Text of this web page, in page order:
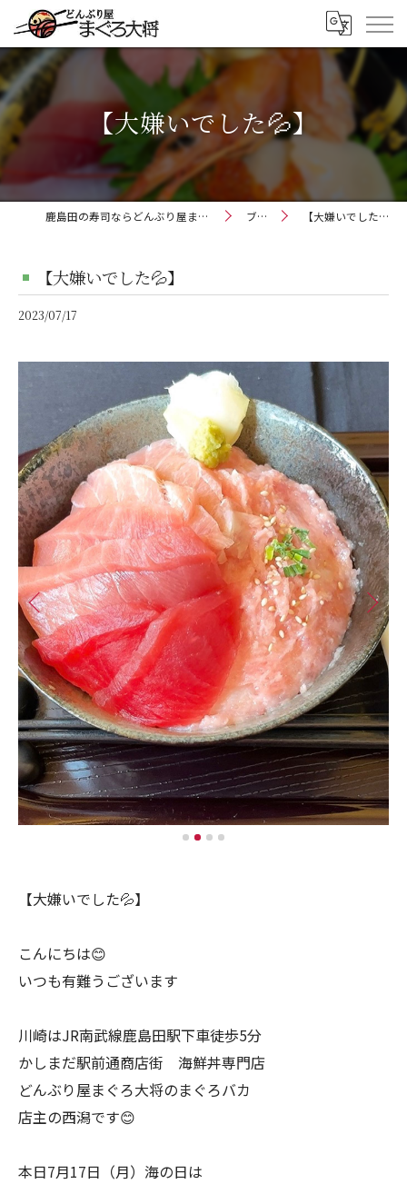
【大嫌いでした💦】
鹿島田の寿司ならどんぶり屋まぐろ大将 ブログ 【大嫌いでした💦】
【大嫌いでした💦】
2023/07/17
【大嫌いでした💦】
こんにちは😊
いつも有難うございます
川崎はJR南武線鹿島田駅下車徒歩5分
かしまだ駅前通商店街 海鮮丼専門店
どんぶり屋まぐろ大将のまぐろバカ
店主の西潟です😊
本日7月17日（月）海の日は